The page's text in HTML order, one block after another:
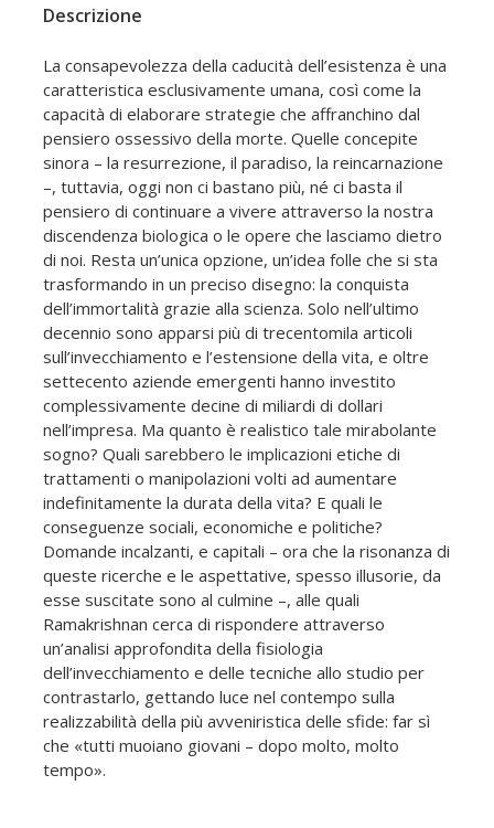
Descrizione
La consapevolezza della caducità dell’esistenza è una
caratteristica esclusivamente umana, così come la
capacità di elaborare strategie che affranchino dal
pensiero ossessivo della morte. Quelle concepite
sinora – la resurrezione, il paradiso, la reincarnazione
–, tuttavia, oggi non ci bastano più, né ci basta il
pensiero di continuare a vivere attraverso la nostra
discendenza biologica o le opere che lasciamo dietro
di noi. Resta un’unica opzione, un’idea folle che si sta
trasformando in un preciso disegno: la conquista
dell’immortalità grazie alla scienza. Solo nell’ultimo
decennio sono apparsi più di trecentomila articoli
sull’invecchiamento e l’estensione della vita, e oltre
settecento aziende emergenti hanno investito
complessivamente decine di miliardi di dollari
nell’impresa. Ma quanto è realistico tale mirabolante
sogno? Quali sarebbero le implicazioni etiche di
trattamenti o manipolazioni volti ad aumentare
indefinitamente la durata della vita? E quali le
conseguenze sociali, economiche e politiche?
Domande incalzanti, e capitali – ora che la risonanza di
queste ricerche e le aspettative, spesso illusorie, da
esse suscitate sono al culmine –, alle quali
Ramakrishnan cerca di rispondere attraverso
un’analisi approfondita della fisiologia
dell’invecchiamento e delle tecniche allo studio per
contrastarlo, gettando luce nel contempo sulla
realizzabilità della più avveniristica delle sfide: far sì
che «tutti muoiano giovani – dopo molto, molto
tempo».